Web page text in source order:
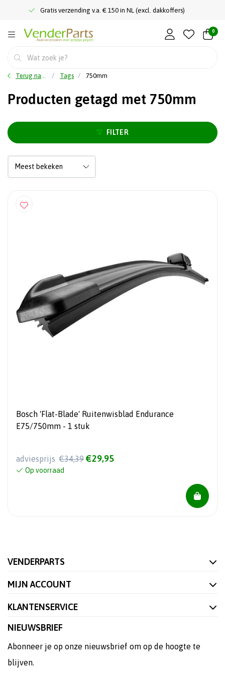
Gratis verzending v.a. € 150 in NL (excl. dakkoffers)
0
Terug naar home Tags 750mm
Producten getagd met 750mm
FILTER
Bosch 'Flat-Blade' Ruitenwisblad Endurance
E75/750mm - 1 stuk
adviesprijs €34,39 €29,95
Op voorraad
VENDERPARTS
MIJN ACCOUNT
KLANTENSERVICE
NIEUWSBRIEF
Abonneer je op onze nieuwsbrief om op de hoogte te
blijven.